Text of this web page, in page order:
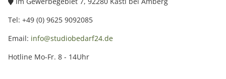
Tel: +49 (0) 9625 9092085
Email: info@studiobedarf24.de
Hotline Mo-Fr. 8 - 14Uhr